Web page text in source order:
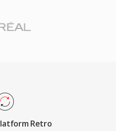
Retro